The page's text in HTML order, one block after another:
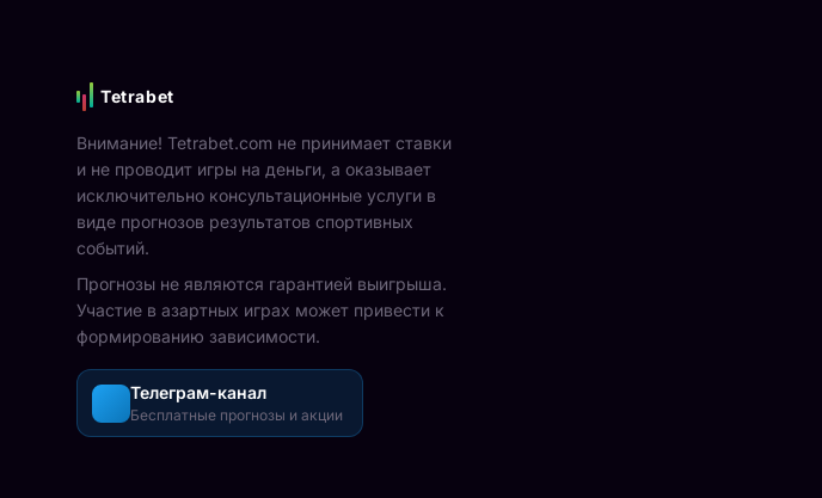
Tetrabet
Внимание! Tetrabet.com не принимает ставки
и не проводит игры на деньги, а оказывает
исключительно консультационные услуги в
виде прогнозов результатов спортивных
событий.
Прогнозы не являются гарантией выигрыша.
Участие в азартных играх может привести к
формированию зависимости.
Телеграм-канал
Бесплатные прогнозы и акции